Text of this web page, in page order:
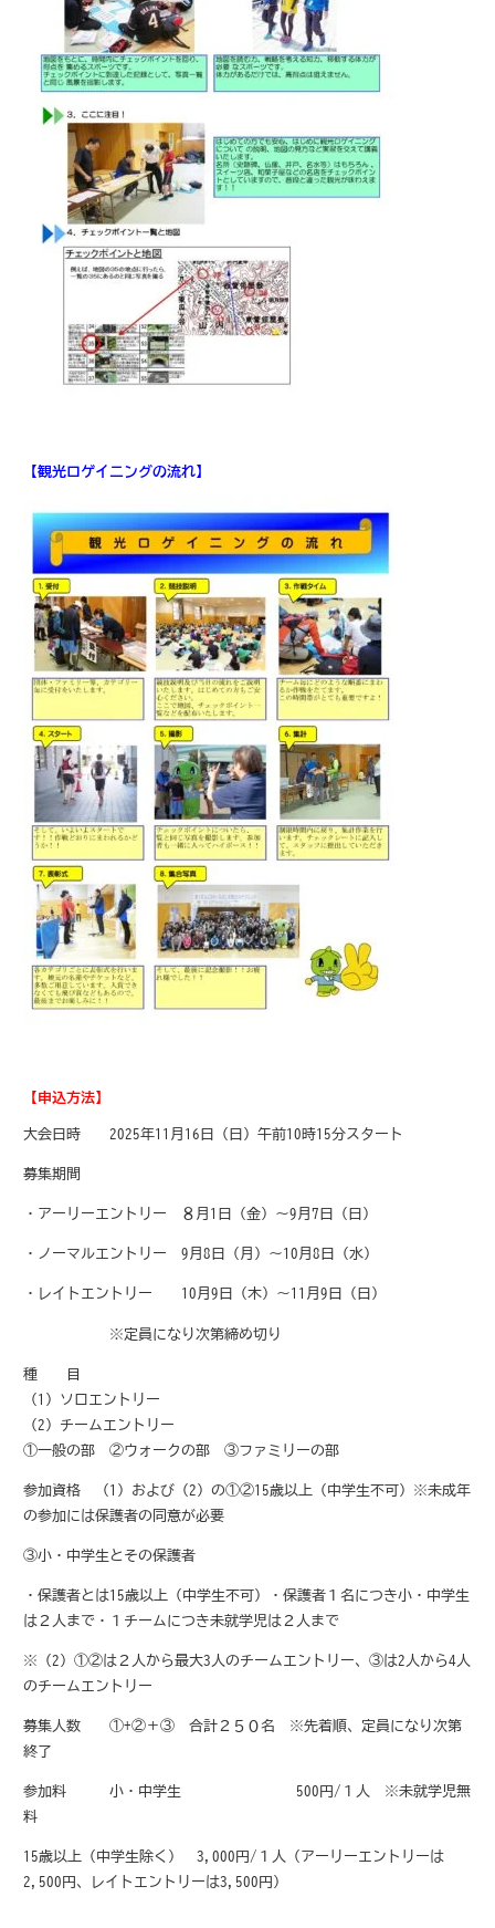
【観光ロゲイニングの流れ】
【申込方法】
大会日時 2025年11月16日（日）午前10時15分スタート
募集期間
・アーリーエントリー ８月1日（金）～9月7日（日）
・ノーマルエントリー 9月8日（月）～10月8日（水）
・レイトエントリー 10月9日（木）～11月9日（日）
※定員になり次第締め切り
種 目
（1）ソロエントリー
（2）チームエントリー
①一般の部 ②ウォークの部 ③ファミリーの部
参加資格 （1）および（2）の①②15歳以上（中学生不可）※未成年
の参加には保護者の同意が必要
③小・中学生とその保護者
・保護者とは15歳以上（中学生不可）・保護者１名につき小・中学生
は２人まで・１チームにつき未就学児は２人まで
※（2）①②は２人から最大3人のチームエントリー、③は2人から4人
のチームエントリー
募集人数 ①+②＋③ 合計２５０名 ※先着順、定員になり次第
終了
参加料 小・中学生 500円/１人 ※未就学児無
料
15歳以上（中学生除く） 3,000円/１人（アーリーエントリーは
2,500円、レイトエントリーは3,500円）